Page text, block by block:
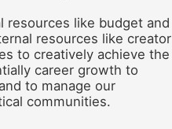
resources like budget and
resources like creator
to creatively achieve the
career growth to
to manage our
communities.